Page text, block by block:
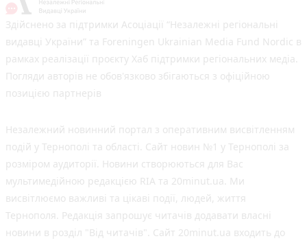
Здійснено за підтримки Асоціації “Незалежні регіональні
видавці України” та Foreningen Ukrainian Media Fund Nordic в
рамках реалізації проєкту Хаб підтримки регіональних медіа.
Погляди авторів не обов'язково збігаються з офіційною
позицією партнерів
Незалежний новинний портал з оперативним висвітленням
подій у Тернополі та області. Сайт новин №1 у Тернополі за
розміром аудиторії. Новини створюються для Вас
мультимедійною редакцією RIA та 20minut.ua. Ми
висвітлюємо важливі та цікаві події, людей, життя
Тернополя. Редакція запрошує читачів додавати власні
новини в розділ "Від читачів". Сайт 20minut.ua входить до